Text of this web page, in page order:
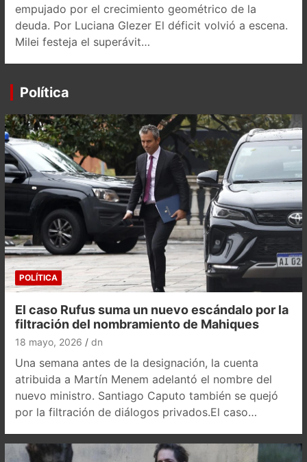
empujado por el crecimiento geométrico de la
deuda. Por Luciana Glezer El déficit volvió a escena.
Milei festeja el superávit…
Política
POLÍTICA
El caso Rufus suma un nuevo escándalo por la
filtración del nombramiento de Mahiques
18 mayo, 2026 dn
Una semana antes de la designación, la cuenta
atribuida a Martín Menem adelantó el nombre del
nuevo ministro. Santiago Caputo también se quejó
por la filtración de diálogos privados.El caso…